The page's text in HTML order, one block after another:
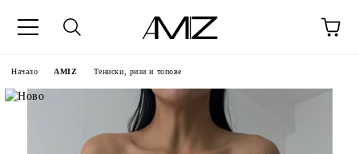
Начало AMIZ Тениски, ризи и топове